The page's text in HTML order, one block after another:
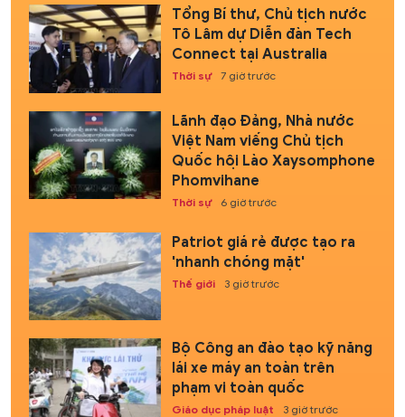
Tổng Bí thư, Chủ tịch nước
Tô Lâm dự Diễn đàn Tech
Connect tại Australia
Thời sự 7 giờ trước
Lãnh đạo Đảng, Nhà nước
Việt Nam viếng Chủ tịch
Quốc hội Lào Xaysomphone
Phomvihane
Thời sự 6 giờ trước
Patriot giá rẻ được tạo ra
'nhanh chóng mặt'
Thế giới 3 giờ trước
Bộ Công an đào tạo kỹ năng
lái xe máy an toàn trên
phạm vi toàn quốc
Giáo dục pháp luật 3 giờ trước